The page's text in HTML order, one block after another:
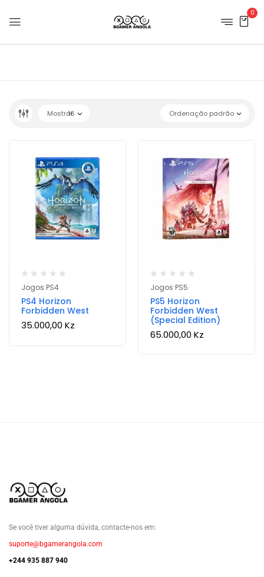
0
Ordenação padrão
Mostrar
16
Jogos PS4
PS4 Horizon
Forbidden West
35.000,00 Kz
Jogos PS5
PS5 Horizon
Forbidden West
(Special Edition)
65.000,00 Kz
Se você tiver alguma dúvida, contacte-nos em:
suporte@bgamerangola.com
+244 935 887 940